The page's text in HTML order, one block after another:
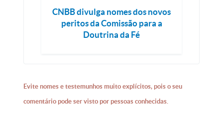
CNBB divulga nomes dos novos
peritos da Comissão para a
Doutrina da Fé
Evite nomes e testemunhos muito explícitos, pois o seu
comentário pode ser visto por pessoas conhecidas.